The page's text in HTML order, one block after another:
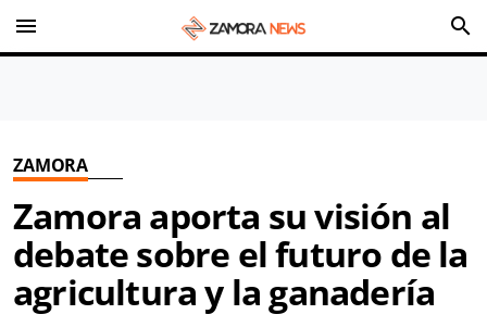
menu search
ZAMORA
Zamora aporta su visión al
debate sobre el futuro de la
agricultura y la ganadería